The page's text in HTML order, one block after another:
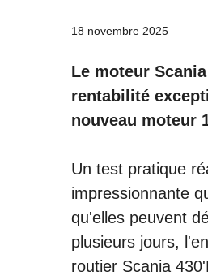
18 novembre 2025
Le moteur
rentabilité
nouveau moteur
Un test pratique
impressionnante
qu'elles peuvent
plusieurs jours,
routier Scania